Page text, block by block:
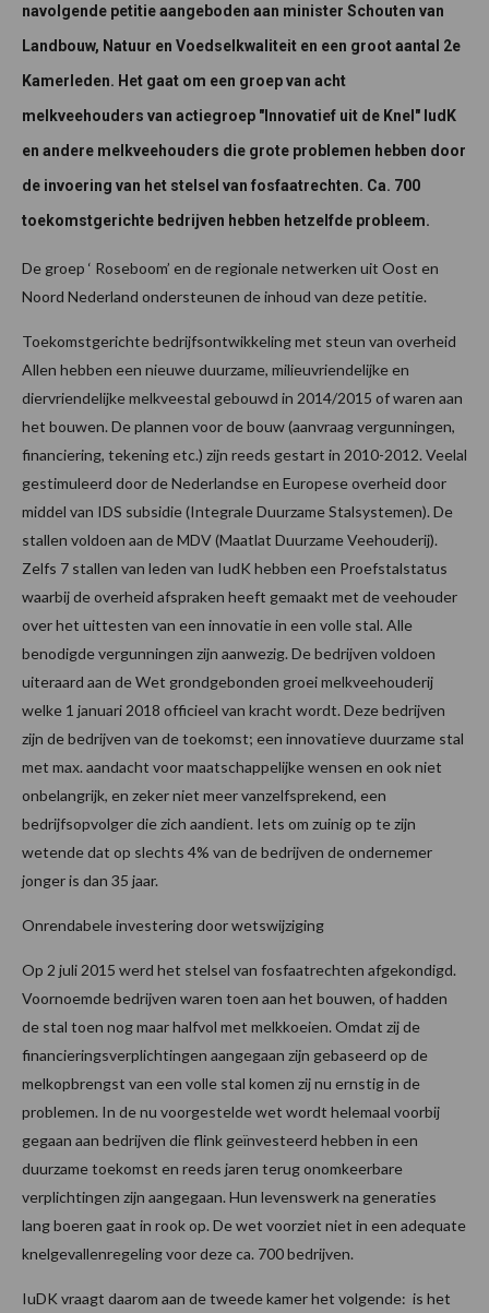
navolgende petitie aangeboden aan minister Schouten van
Landbouw, Natuur en Voedselkwaliteit en een groot aantal 2e
Kamerleden. Het gaat om een groep van acht
melkveehouders van actiegroep "Innovatief uit de Knel" IudK
en andere melkveehouders die grote problemen hebben door
de invoering van het stelsel van fosfaatrechten. Ca. 700
toekomstgerichte bedrijven hebben hetzelfde probleem.
De groep ‘ Roseboom’ en de regionale netwerken uit Oost en
Noord Nederland ondersteunen de inhoud van deze petitie.
Toekomstgerichte bedrijfsontwikkeling met steun van overheid
Allen hebben een nieuwe duurzame, milieuvriendelijke en
diervriendelijke melkveestal gebouwd in 2014/2015 of waren aan
het bouwen. De plannen voor de bouw (aanvraag vergunningen,
financiering, tekening etc.) zijn reeds gestart in 2010-2012. Veelal
gestimuleerd door de Nederlandse en Europese overheid door
middel van IDS subsidie (Integrale Duurzame Stalsystemen). De
stallen voldoen aan de MDV (Maatlat Duurzame Veehouderij).
Zelfs 7 stallen van leden van IudK hebben een Proefstalstatus
waarbij de overheid afspraken heeft gemaakt met de veehouder
over het uittesten van een innovatie in een volle stal. Alle
benodigde vergunningen zijn aanwezig. De bedrijven voldoen
uiteraard aan de Wet grondgebonden groei melkveehouderij
welke 1 januari 2018 officieel van kracht wordt. Deze bedrijven
zijn de bedrijven van de toekomst; een innovatieve duurzame stal
met max. aandacht voor maatschappelijke wensen en ook niet
onbelangrijk, en zeker niet meer vanzelfsprekend, een
bedrijfsopvolger die zich aandient. Iets om zuinig op te zijn
wetende dat op slechts 4% van de bedrijven de ondernemer
jonger is dan 35 jaar.
Onrendabele investering door wetswijziging
Op 2 juli 2015 werd het stelsel van fosfaatrechten afgekondigd.
Voornoemde bedrijven waren toen aan het bouwen, of hadden
de stal toen nog maar halfvol met melkkoeien. Omdat zij de
financieringsverplichtingen aangegaan zijn gebaseerd op de
melkopbrengst van een volle stal komen zij nu ernstig in de
problemen. In de nu voorgestelde wet wordt helemaal voorbij
gegaan aan bedrijven die flink geïnvesteerd hebben in een
duurzame toekomst en reeds jaren terug onomkeerbare
verplichtingen zijn aangegaan. Hun levenswerk na generaties
lang boeren gaat in rook op. De wet voorziet niet in een adequate
knelgevallenregeling voor deze ca. 700 bedrijven.
IuDK vraagt daarom aan de tweede kamer het volgende: is het